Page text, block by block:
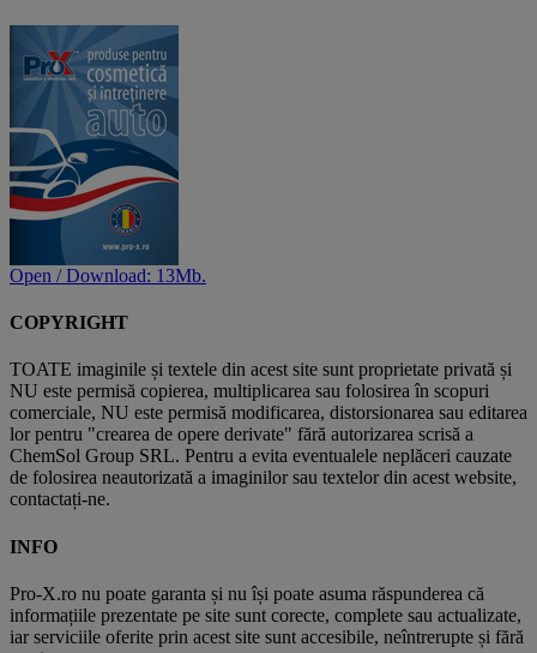
Open / Download: 13Mb.
COPYRIGHT
TOATE imaginile și textele din acest site sunt proprietate privată și
NU este permisă copierea, multiplicarea sau folosirea în scopuri
comerciale, NU este permisă modificarea, distorsionarea sau editarea
lor pentru "crearea de opere derivate" fără autorizarea scrisă a
ChemSol Group SRL. Pentru a evita eventualele neplăceri cauzate
de folosirea neautorizată a imaginilor sau textelor din acest website,
contactați-ne.
INFO
Pro-X.ro nu poate garanta și nu își poate asuma răspunderea că
informațiile prezentate pe site sunt corecte, complete sau actualizate,
iar serviciile oferite prin acest site sunt accesibile, neîntrerupte și fără